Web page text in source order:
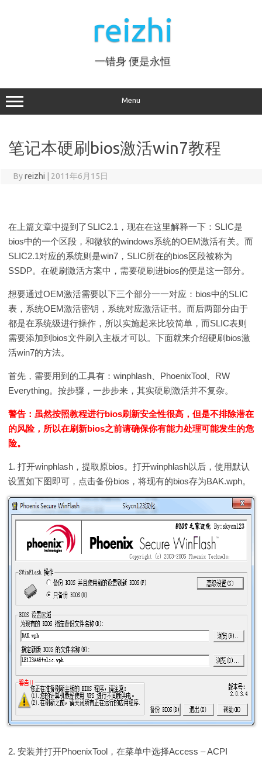
reizhi
一错身 便是永恒
Menu
笔记本硬刷bios激活win7教程
Byreizhi 2011年6月15日
在上篇文章中提到了SLIC2.1，现在在这里解释一下：SLIC是
bios中的一个区段，和微软的windows系统的OEM激活有关。而
SLIC2.1对应的系统则是win7，SLIC所在的bios区段被称为
SSDP。在硬刷激活方案中，需要硬刷进bios的便是这一部分。
想要通过OEM激活需要以下三个部分一一对应：bios中的SLIC
表，系统OEM激活密钥，系统对应激活证书。而后两部分由于
都是在系统级进行操作，所以实施起来比较简单，而SLIC表则
需要添加到bios文件刷入主板才可以。下面就来介绍硬刷bios激
活win7的方法。
首先，需要用到的工具有：winphlash、PhoenixTool、RW
Everything。按步骤，一步步来，其实硬刷激活并不复杂。
警告：虽然按照教程进行bios刷新安全性很高，但是不排除潜在
的风险，所以在刷新bios之前请确保你有能力处理可能发生的危
险。
1. 打开winphlash，提取原bios。打开winphlash以后，使用默认
设置如下图即可，点击备份bios，将现有的bios存为BAK.wph。
2. 安装并打开PhoenixTool，在菜单中选择Access – ACPI